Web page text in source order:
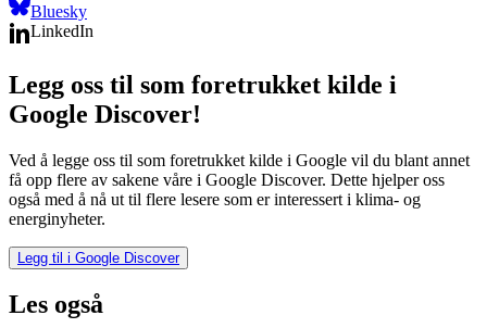
Bluesky
LinkedIn
Legg oss til som foretrukket kilde i
Google Discover!
Ved å legge oss til som foretrukket kilde i Google vil du blant annet
få opp flere av sakene våre i Google Discover. Dette hjelper oss
også med å nå ut til flere lesere som er interessert i klima- og
energinyheter.
Legg til i Google Discover
Les også